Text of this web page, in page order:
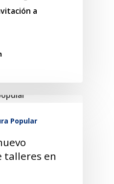
a
Popular
talleres en